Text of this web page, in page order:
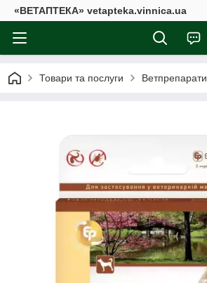
«ВЕТАПТЕКА» vetapteka.vinnica.ua
Товари та послуги Ветпрепарати